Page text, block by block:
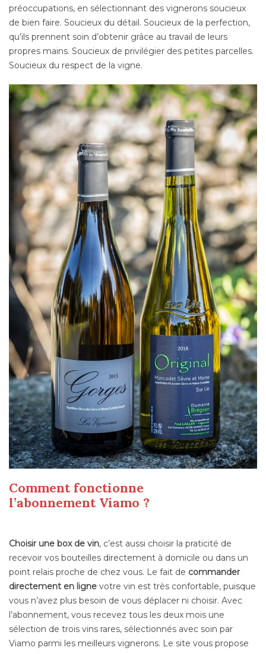
préoccupations, en sélectionnant des vignerons soucieux
de bien faire. Soucieux du détail. Soucieux de la perfection,
qu’ils prennent soin d’obtenir grâce au travail de leurs
propres mains. Soucieux de privilégier des petites parcelles.
Soucieux du respect de la vigne.
Comment fonctionne
l’abonnement Viamo ?
Choisir une box de vin, c’est aussi choisir la praticité de
recevoir vos bouteilles directement à domicile ou dans un
point relais proche de chez vous. Le fait de commander
directement en ligne votre vin est très confortable, puisque
vous n’avez plus besoin de vous déplacer ni choisir. Avec
l’abonnement, vous recevez tous les deux mois une
sélection de trois vins rares, sélectionnés avec soin par
Viamo parmi les meilleurs vignerons. Le site vous propose